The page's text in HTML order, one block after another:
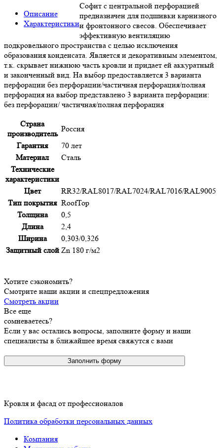
Описание
Характеристики
Софит с центральной перфорацией
предназначен для подшивки карнизного
и фронтонного свесов. Обеспечивает
эффективную вентиляцию
подкровельного пространства с целью исключения
образования конденсата. Является и декоративным элементом,
т.к. скрывает нижнюю часть кровли и придает ей аккуратный
и законченный вид. На выбор предоставляется 3 варианта
перфорации без перфорации/частичная перфорация/полная
перфорация на выбор представлено 3 варианта перфорации:
без перфорации/ частичная/полная перфорация
Страна
производитель
Россия
Гарантия
70 лет
Материал
Сталь
Технические
характеристики
Цвет
RR32/RAL8017/RAL7024/RAL7016/RAL9005
Тип покрытия RoofTop
Толщина
0,5
Длина
2,4
Ширина
0,303/0,326
Защитный слой Zn 180 г/м2
Хотите сэкономить?
Смотрите наши акции и спецпредложения
Смотреть акции
Все еще
сомневаетесь?
Если у вас остались вопросы, заполните форму и наши
специалисты в ближайшее время свяжутся с вами
Заполнить форму
Кровля и фасад от профессионалов
Политика обработки персональных данных
Компания